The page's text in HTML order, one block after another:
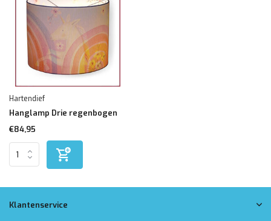
Hartendief
Hanglamp Drie regenbogen
€84,95
Klantenservice